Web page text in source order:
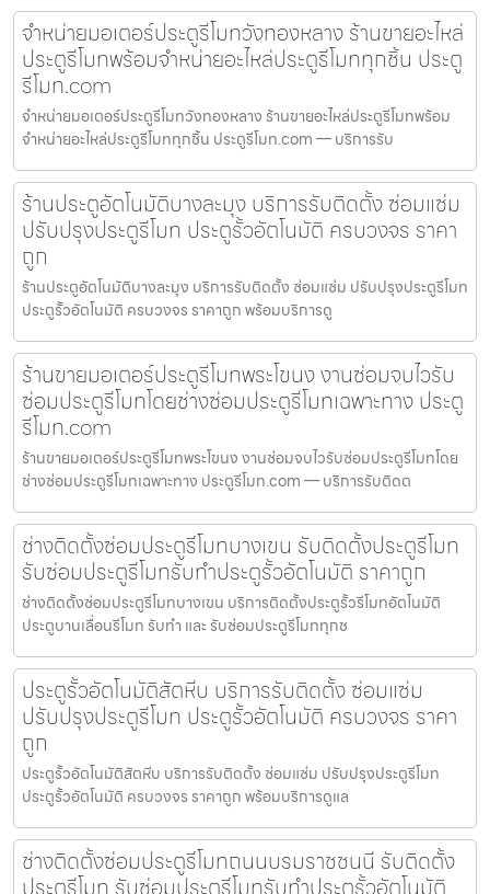
จำหน่ายมอเตอร์ประตูรีโมทวังทองหลาง ร้านขายอะไหล่
ประตูรีโมทพร้อมจำหน่ายอะไหล่ประตูรีโมททุกชิ้น ประตู
รีโมท.com
จำหน่ายมอเตอร์ประตูรีโมทวังทองหลาง ร้านขายอะไหล่ประตูรีโมทพร้อม
จำหน่ายอะไหล่ประตูรีโมททุกชิ้น ประตูรีโมท.com — บริการรับ
ร้านประตูอัตโนมัติบางละมุง บริการรับติดตั้ง ซ่อมแซ่ม
ปรับปรุงประตูรีโมท ประตูรั้วอัตโนมัติ ครบวงจร ราคา
ถูก
ร้านประตูอัตโนมัติบางละมุง บริการรับติดตั้ง ซ่อมแซ่ม ปรับปรุงประตูรีโมท
ประตูรั้วอัตโนมัติ ครบวงจร ราคาถูก พร้อมบริการดู
ร้านขายมอเตอร์ประตูรีโมทพระโขนง งานซ่อมจบไวรับ
ซ่อมประตูรีโมทโดยช่างซ่อมประตูรีโมทเฉพาะทาง ประตู
รีโมท.com
ร้านขายมอเตอร์ประตูรีโมทพระโขนง งานซ่อมจบไวรับซ่อมประตูรีโมทโดย
ช่างซ่อมประตูรีโมทเฉพาะทาง ประตูรีโมท.com — บริการรับติดต
ช่างติดตั้งซ่อมประตูรีโมทบางเขน รับติดตั้งประตูรีโมท
รับซ่อมประตูรีโมทรับทำประตูรั้วอัตโนมัติ ราคาถูก
ช่างติดตั้งซ่อมประตูรีโมทบางเขน บริการติดตั้งประตูรั้วรีโมทอัตโนมัติ
ประตูบานเลื่อนรีโมท รับทำ และ รับซ่อมประตูรีโมททุกช
ประตูรั้วอัตโนมัติสัตหีบ บริการรับติดตั้ง ซ่อมแซ่ม
ปรับปรุงประตูรีโมท ประตูรั้วอัตโนมัติ ครบวงจร ราคา
ถูก
ประตูรั้วอัตโนมัติสัตหีบ บริการรับติดตั้ง ซ่อมแซ่ม ปรับปรุงประตูรีโมท
ประตูรั้วอัตโนมัติ ครบวงจร ราคาถูก พร้อมบริการดูแล
ช่างติดตั้งซ่อมประตูรีโมทถนนบรมราชชนนี รับติดตั้ง